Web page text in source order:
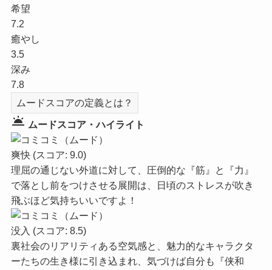
希望
7.2
癒やし
3.5
深み
7.8
ムードスコアの定義とは？
wb_twilight ムードスコア・ハイライト
爽快 (スコア: 9.0)
理屈の通じない外道に対して、圧倒的な『筋』と『力』
で落とし前をつけさせる展開は、日頃のストレスが吹き
飛ぶほど気持ちいいですよ！
没入 (スコア: 8.5)
裏社会のリアリティある空気感と、魅力的なキャラクタ
ーたちの生き様に引き込まれ、気づけば自分も『侠和